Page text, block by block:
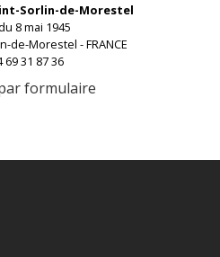
Sorlin-de-Morestel
8 mai 1945
de-Morestel - FRANCE
69 31 87 36
formulaire